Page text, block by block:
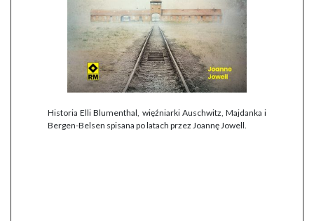
Historia Elli Blumenthal, więźniarki Auschwitz, Majdanka i
Bergen-Belsen spisana po latach przez Joannę Jowell.